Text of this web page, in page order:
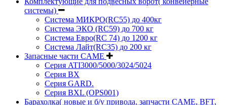
системы)
Система МИКРО(RC55) до 400кг
Система ЭКО (RC59) до 700 кг
Система Евро(RC 74) до 1200 кг
Система Лайт(RC35) до 200 кг
Запасные части CAME
Серия ATI3000/5000/3024/5024
Серия BX
Серия GARD.
Серия BXL (OPS001)
Барахолка( новые и б/у привода, запчасти CAME, BFT,